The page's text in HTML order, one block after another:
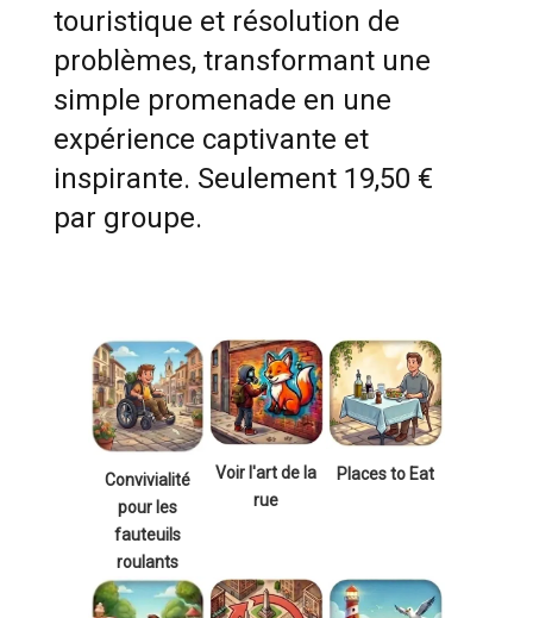
touristique et résolution de
problèmes, transformant une
simple promenade en une
expérience captivante et
inspirante. Seulement 19,50 €
par groupe.
Convivialité
pour les
fauteuils
roulants
Voir l'art de la
rue
Places to Eat